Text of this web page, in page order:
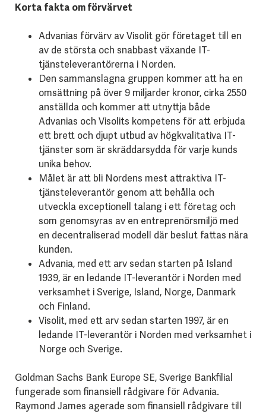
Korta fakta om förvärvet
Advanias förvärv av Visolit gör företaget till en
av de största och snabbast växande IT-
tjänsteleverantörerna i Norden.
Den sammanslagna gruppen kommer att ha en
omsättning på över 9 miljarder kronor, cirka 2550
anställda och kommer att utnyttja både
Advanias och Visolits kompetens för att erbjuda
ett brett och djupt utbud av högkvalitativa IT-
tjänster som är skräddarsydda för varje kunds
unika behov.
Målet är att bli Nordens mest attraktiva IT-
tjänsteleverantör genom att behålla och
utveckla exceptionell talang i ett företag och
som genomsyras av en entreprenörsmiljö med
en decentraliserad modell där beslut fattas nära
kunden.
Advania, med ett arv sedan starten på Island
1939, är en ledande IT-leverantör i Norden med
verksamhet i Sverige, Island, Norge, Danmark
och Finland.
Visolit, med ett arv sedan starten 1997, är en
ledande IT-leverantör i Norden med verksamhet i
Norge och Sverige.
Goldman Sachs Bank Europe SE, Sverige Bankfilial
fungerade som finansiell rådgivare för Advania.
Raymond James agerade som finansiell rådgivare till